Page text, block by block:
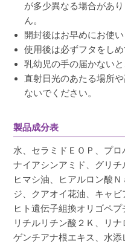
が多少異なる場合があ
ん。
開封後はお早めにお使い
使用後は必ずフタをしめ
乳幼児の手の届かない
直射日光のあたる場所
ないでください。
製品成分表
水、セラミドＥＯＰ、プロ
ナイアシンアミド、グリ
ヒマシ油、ヒアルロン酸
ジ、クアオイ花油、キャ
ヒト遺伝子組換オリゴペ
リチルリチン酸２Ｋ、リナ
ゲンチアナ根エキス、水